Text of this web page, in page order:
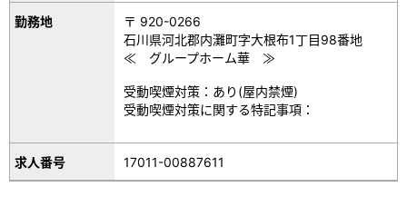
勤務地
〒 920-0266
石川県河北郡内灘町字大根布1丁目98番地
≪ グループホーム華 ≫
受動喫煙対策：あり(屋内禁煙)
受動喫煙対策に関する特記事項：
求人番号 17011-00887611